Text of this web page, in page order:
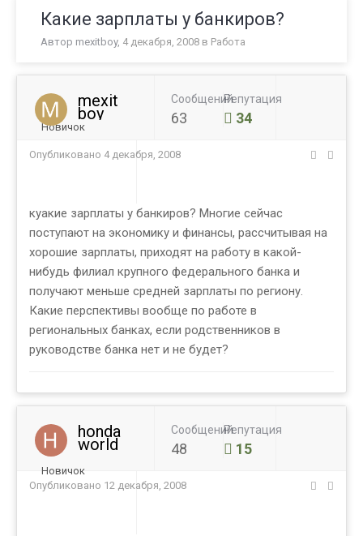
Какие зарплаты у банкиров?
Автор mexitboy, 4 декабря, 2008 в Работа
mexit
boy
Новичок
Сообщений
63
Репутация
34
Опубликовано 4 декабря, 2008
куакие зарплаты у банкиров? Многие сейчас
поступают на экономику и финансы, рассчитывая на
хорошие зарплаты, приходят на работу в какой-
нибудь филиал крупного федерального банка и
получают меньше средней зарплаты по региону.
Какие перспективы вообще по работе в
региональных банках, если родственников в
руководстве банка нет и не будет?
honda
world
Новичок
Сообщений
48
Репутация
15
Опубликовано 12 декабря, 2008